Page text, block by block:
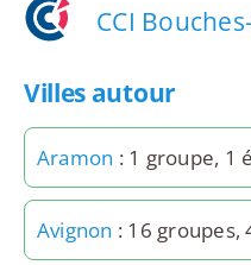
CCI
Villes autour
Aramon : 1 groupe, 1
Avignon : 16 groupes,